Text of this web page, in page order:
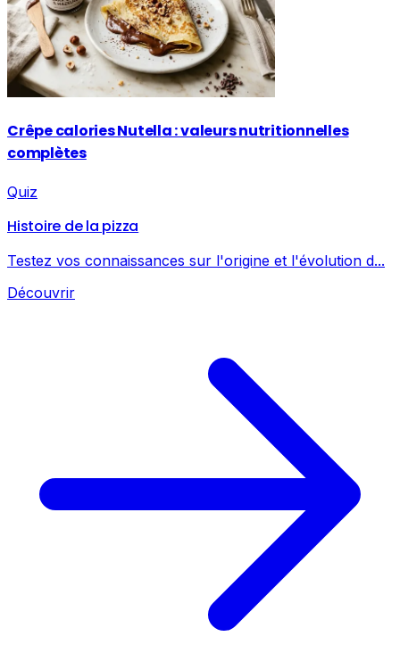
Crêpe calories Nutella : valeurs nutritionnelles
complètes
Quiz
Histoire de la pizza
Testez vos connaissances sur l'origine et l'évolution d...
Découvrir